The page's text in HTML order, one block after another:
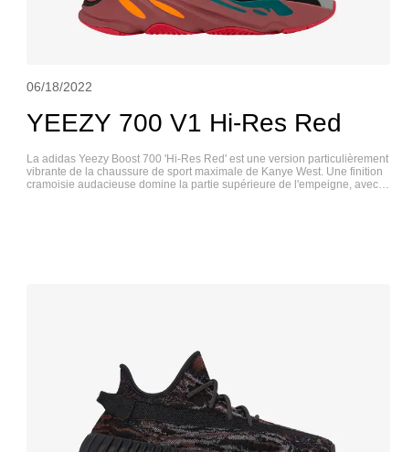
06/18/2022
YEEZY 700 V1 Hi-Res Red
​La adidas Yeezy Boost 700 'Hi-Res Red' est une version particulièrement
vibrante de la chaussure de sport maximale de Kanye West. Une finition
cramoisie audacieuse domine la partie supérieure de l'empeigne, avec